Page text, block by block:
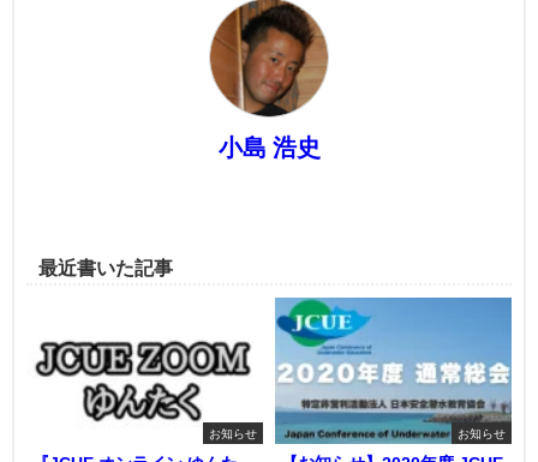
小島 浩史
最近書いた記事
お知らせ お知らせ